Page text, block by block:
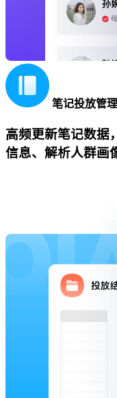
笔记投放管
高频更新笔记数据
信息、解析人群画